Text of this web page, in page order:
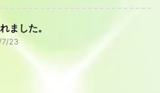
ました。
7/23